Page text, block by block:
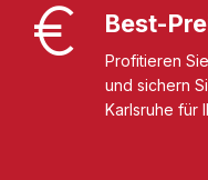
Best-
Profitieren
und sichern
Karlsruhe für